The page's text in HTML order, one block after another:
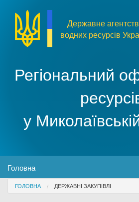
Регіональний
у
Державне
водних ресурсів
Головна
Про організацію
You are here
ГОЛОВНА ДЕРЖАВНІ ЗАКУПІВЛІ